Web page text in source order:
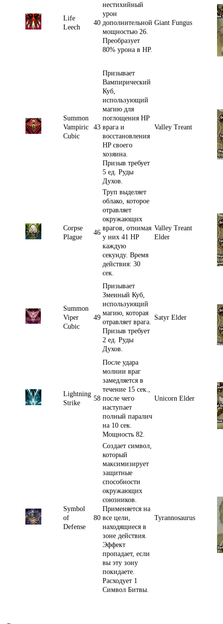
Life
Leech
40
нестихийный
урон
дополнительной
мощностью 26.
Преобразует
80% урона в НР.
Giant Fungus
Summon
Vampiric
Cubic
43
Призывает
Вампирический
Куб,
использующий
магию для
поглощения HP
врага и
восстановления
HP своего
хозяина.
Призыв требует
5 ед. Руды
Духов.
Valley Treant
Corpse
Plague
46
Труп выделяет
облако, которое
отравляет
окружающих
врагов, отнимая
у них 41 HP
каждую
секунду. Время
действия: 30
сек.
Valley Treant
Elder
Summon
Viper
Cubic
49
Призывает
Змеиный Куб,
использующий
магию, которая
отравляет врага.
Призыв требует
2 ед. Руды
Духов.
Satyr Elder
Lightning
Strike
58
После удара
молнии враг
замедляется в
течение 15 сек.,
после чего
наступает
полный паралич
на 10 сек.
Мощность 82.
Unicorn Elder
Symbol
of
Defense
80
Создает символ,
который
максимизирует
защитные
способности
окружающих
союзников.
Применяется на
все цели,
находящиеся в
зоне действия.
Эффект
пропадает, если
вы эту зону
покидаете.
Расходует 1
Символ Битвы.
Tyrannosaurus